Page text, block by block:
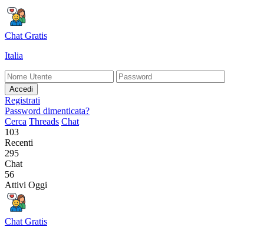
Chat Gratis
Italia
Accedi
Registrati
Password dimenticata?
Cerca Threads Chat
103
Recenti
295
Chat
56
Attivi Oggi
Chat Gratis